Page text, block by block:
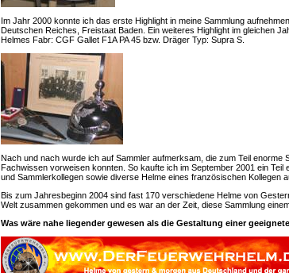
Im Jahr 2000 konnte ich das erste Highlight in meine Sammlung
Deutschen Reiches, Freistaat Baden. Ein weiteres Highlight im gleichen
Helmes Fabr: CGF Gallet F1A PA 45 bzw. Dräger Typ: Supra S.
Nach und nach wurde ich auf Sammler aufmerksam, die zum Teil enorme
Fachwissen vorweisen konnten. So kaufte ich im September 2001 ein Teil
und Sammlerkollegen sowie diverse Helme eines französischen Kollegen
Bis zum Jahresbeginn 2004 sind fast 170 verschiedene Helme von
Welt zusammen gekommen und es war an der Zeit, diese Sammlung
Was wäre nahe liegender gewesen als die Gestaltung einer